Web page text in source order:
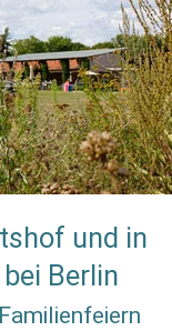
und in
Berlin